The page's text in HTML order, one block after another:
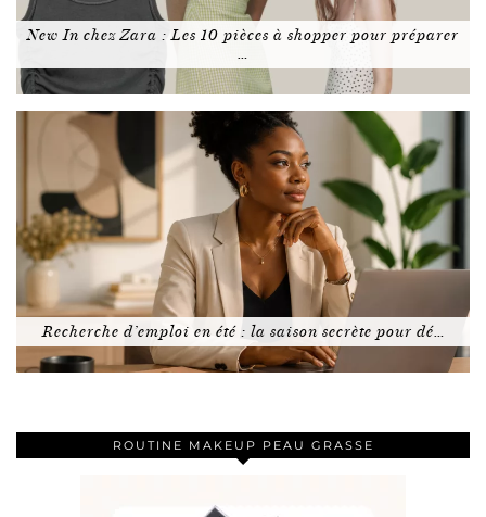
New In chez Zara : Les 10 pièces à shopper pour préparer
…
Recherche d’emploi en été : la saison secrète pour dé…
ROUTINE MAKEUP PEAU GRASSE